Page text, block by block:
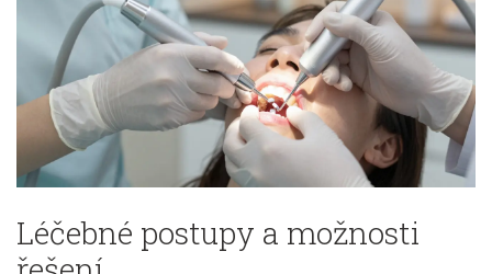
Léčebné postupy a možnosti